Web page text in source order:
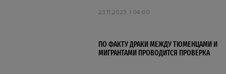
23.11.2023 04:00
ПО ФАКТУ ДРАКИ МЕЖДУ ТЮМЕНЦАМИ И
МИГРАНТАМИ ПРОВОДИТСЯ ПРОВЕРКА